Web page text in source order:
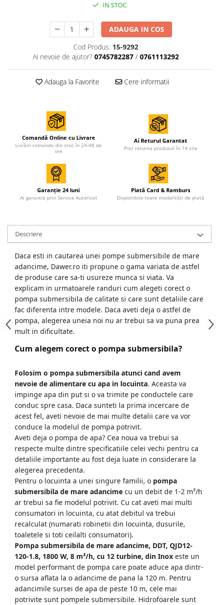
Accesorii motocoase
Motocoase
Aparate lipit tevi
Aparate si masini gradinarit
Atomizoare si pompe de stropit
Utilaje Gradinarit
Compresoare
Accesorii Compresoare
Electrocasnice
Intretinere locuinta
Iluminat si electrice
Cabluri electrice si conductori
Scule si unelte
Resigilate
Batoze, Zdrobitoare și Mori
Mori electrice
Accesorii mori electrice
Batoze de porumb
Zdrobitoare struguri, fructe si
legume
Generatoare și Motoare
Motoare
Motoare electrice
Motoare pe benzina
Generatoare
Pachete
Set chei, tubulare, truse chei
IN STOC
ADAUGA IN COS
Cod Produs: 15-9292
Ai nevoie de ajutor? 0745782287 / 0761113292
Adauga la Favorite Cere informatii
Comandă Online cu Livrare
Livrăm comanda din stoc în 24-48 de
ore
Ai Returul Garantat
Poți returna produsul în 14 zile
Garanție 24 luni
Ai garantie prin Service Autorizat
Plată Card & Ramburs
Disponibile toate modalități de plată
Descriere
Daca esti in cautarea unei pompe submersibile de mare
adancime, Dawer.ro iti propune o gama variata de astfel
de produse care sa-ti usureze munca si viata. Va
explicam in urmatoarele randuri cum alegeti corect o
pompa submersibila de calitate si care sunt detaliile care
fac diferenta intre modele. Daca aveti deja o astfel de
pompa, alegerea uneia noi nu ar trebui sa va puna prea
mult in dificultate.
Cum alegem corect o pompa submersibila?
Folosim o pompa submersibila atunci cand avem
nevoie de alimentare cu apa in locuinta. Aceasta va
impinge apa din put si o va trimite pe conductele care
conduc spre casa. Daca sunteti la prima incercare de
acest fel, aveti nevoie de mai multe detalii care va vor
conduce la modelul de pompa potrivit.
Aveti deja o pompa de apa? Cea noua va trebui sa
respecte multe dintre specificatiile celei vechi pentru ca
detaliile importante au fost deja luate in considerare la
alegerea precedenta.
Pentru o locuinta a unei singure familii, o pompa
submersibila de mare adancime cu un debit de 1-2 m³/h
ar trebui sa fie modelul potrivit. Cu cat aveti mai multi
consumatori in locuinta, cu atat debitul va trebui
recalculat (numarati robinetii din locuinta, dusurile,
toaletele si toti ceilalti consumatori).
Pompa submersibila de mare adancime, DDT, QJD12-
120-1.8, 1800 W, 8 m³/h, cu 12 turbine, din Inox este un
model performant de pompa care poate aduce apa dintr-
o sursa aflata la o adancime de pana la 120 m. Pentru
adancimile sursei de apa de peste 10 m, cele mai
potrivite sunt pompele submersibile. Hidrofoarele sunt